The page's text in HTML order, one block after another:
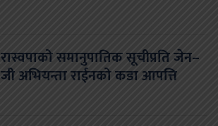
रास्वपाको समानुपातिक सूचीप्रति जेन–
जी अभियन्ता राईनको कडा आपत्ति